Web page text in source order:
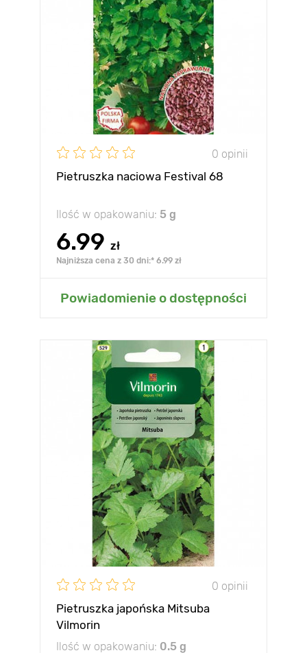
0 opinii
Pietruszka naciowa Festival 68
Ilość w opakowaniu: 5 g
6.99 zł
Najniższa cena z 30 dni:* 6.99 zł
Powiadomienie o dostępności
0 opinii
Pietruszka japońska Mitsuba
Vilmorin
Ilość w opakowaniu: 0.5 g